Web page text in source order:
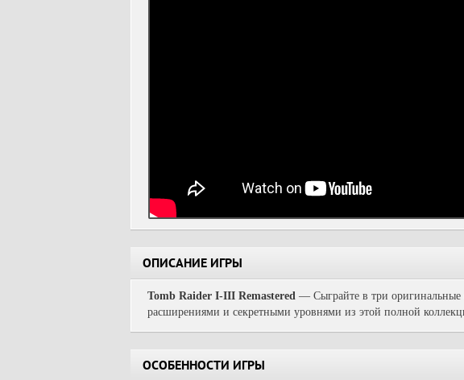
ОПИСАНИЕ ИГРЫ
Tomb Raider I-III Remastered — Сыграйте в три
расширениями и секретными уровнями из этой полной
ОСОБЕННОСТИ ИГРЫ